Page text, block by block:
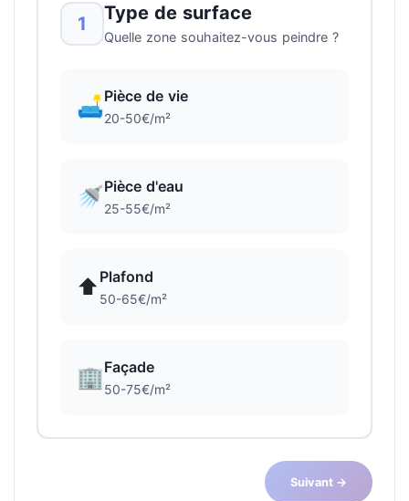
1 Type de surface
Quelle zone souhaitez-vous peindre ?
🛋️Pièce de vie
20-50€/m²
🚿Pièce d'eau
25-55€/m²
⬆️ Plafond
50-65€/m²
🏢Façade
50-75€/m²
Suivant →